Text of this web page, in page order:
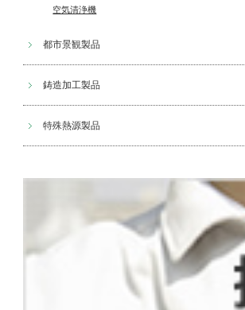
空気清浄機
都市景観製品
鋳造加工製品
特殊熱源製品